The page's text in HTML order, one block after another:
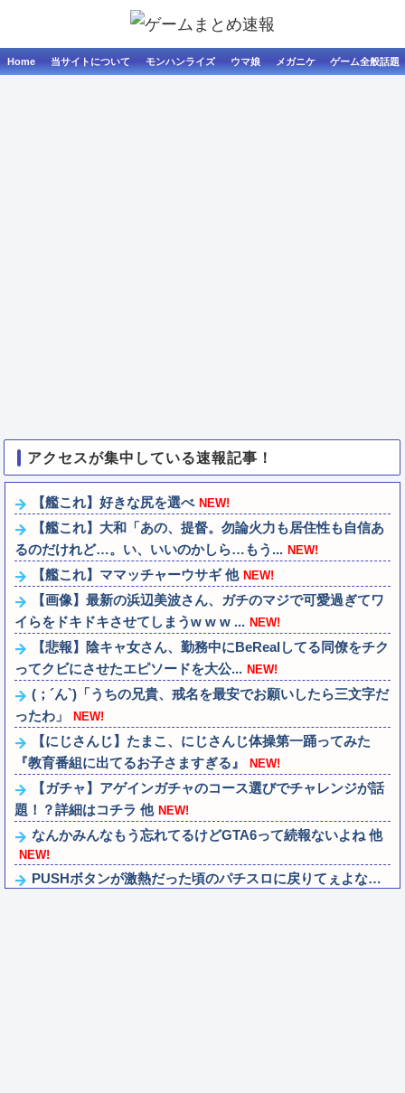
Home 当サイトについて モンハンライズ ウマ娘 メガニケ ゲーム全般話題
アクセスが集中している速報記事！
【艦これ】好きな尻を選べ NEW!
【艦これ】大和「あの、提督。勿論火力も居住性も自信あ
るのだけれど…。い、いいのかしら…もう... NEW!
【艦これ】ママッチャーウサギ 他 NEW!
【画像】最新の浜辺美波さん、ガチのマジで可愛過ぎてワ
イらをドキドキさせてしまうw w w ... NEW!
【悲報】陰キャ女さん、勤務中にBeRealしてる同僚をチク
ってクビにさせたエピソードを大公... NEW!
(；´ん`)「うちの兄貴、戒名を最安でお願いしたら三文字だ
ったわ」
NEW!
【にじさんじ】たまこ、にじさんじ体操第一踊ってみた
『教育番組に出てるお子さますぎる』
NEW!
【ガチャ】アゲインガチャのコース選びでチャレンジが話
題！？詳細はコチラ 他 NEW!
なんかみんなもう忘れてるけどGTA6って続報ないよね 他
NEW!
PUSHボタンが激熱だった頃のパチスロに戻りてぇよな…